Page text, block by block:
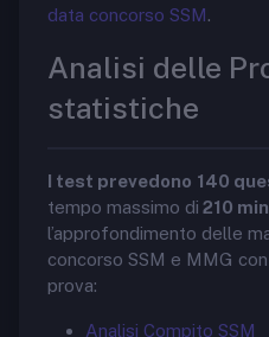
data concorso SSM.
Analisi delle
statistiche
I test prevedono 140
tempo massimo di 210
l’approfondimento delle
concorso SSM e MMG con
prova:
Analisi Compito SSM